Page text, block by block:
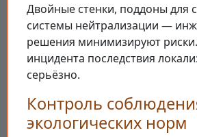
Двойные стенки, поддоны для
системы нейтрализации —
решения минимизируют
инцидента последствия
серьёзно.
Контроль
экологических норм